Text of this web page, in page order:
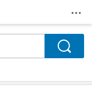
Search